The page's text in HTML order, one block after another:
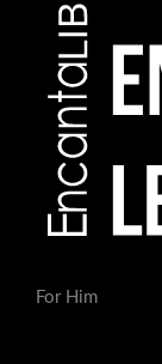
For Him